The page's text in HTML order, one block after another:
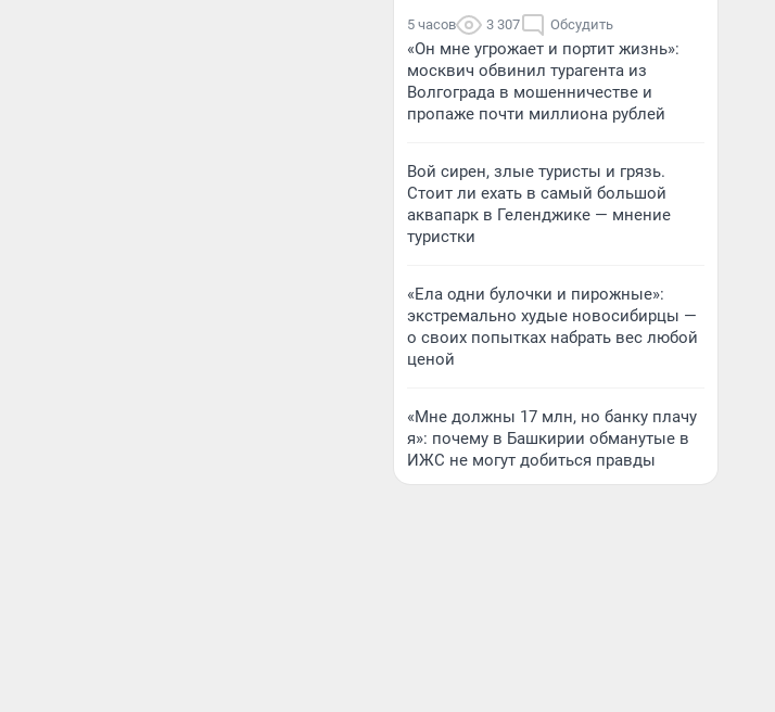
5 часов 3 307 Обсудить
«Он мне угрожает и портит жизнь»:
москвич обвинил турагента из
Волгограда в мошенничестве и
пропаже почти миллиона рублей
Вой сирен, злые туристы и грязь.
Стоит ли ехать в самый большой
аквапарк в Геленджике — мнение
туристки
«Ела одни булочки и пирожные»:
экстремально худые новосибирцы —
о своих попытках набрать вес любой
ценой
«Мне должны 17 млн, но банку плачу
я»: почему в Башкирии обманутые в
ИЖС не могут добиться правды